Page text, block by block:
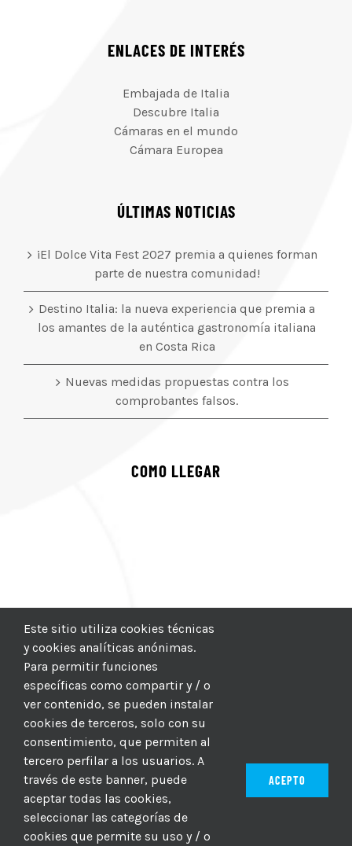
ENLACES DE INTERÉS
Embajada de Italia
Descubre Italia
Cámaras en el mundo
Cámara Europea
ÚLTIMAS NOTICIAS
¡El Dolce Vita Fest 2027 premia a quienes forman
parte de nuestra comunidad!
Destino Italia: la nueva experiencia que premia a
los amantes de la auténtica gastronomía italiana
en Costa Rica
Nuevas medidas propuestas contra los
comprobantes falsos.
COMO LLEGAR
© 2012–2025 |CICIC| Hosting: Hosting Para PYMES
Este sitio utiliza cookies técnicas
y cookies analíticas anónimas.
Para permitir funciones
específicas como compartir y / o
ver contenido, se pueden instalar
cookies de terceros, solo con su
consentimiento, que permiten al
tercero perfilar a los usuarios. A
través de este banner, puede
aceptar todas las cookies,
seleccionar las categorías de
cookies que permite su uso y / o
ACEPTO